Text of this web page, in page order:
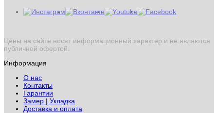
Цены на сайте носят информационный характер и не являются
публичной офертой.
Информация
О нас
Контакты
Гарантии
Замер | Укладка
Доставка и оплата